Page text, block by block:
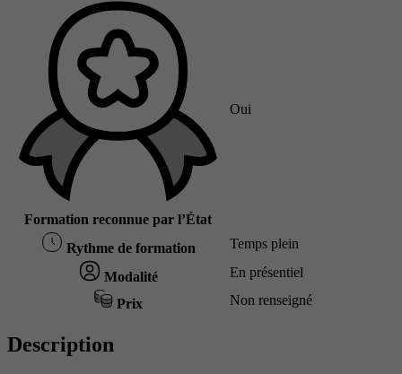
Formation reconnue par l’État
Oui
Rythme de formation Temps plein
Modalité En présentiel
Prix Non renseigné
Description